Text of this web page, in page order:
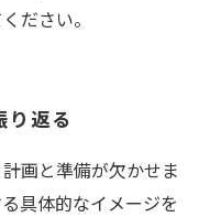
ださい。
り返る
画と準備が欠かせま
具体的なイメージを